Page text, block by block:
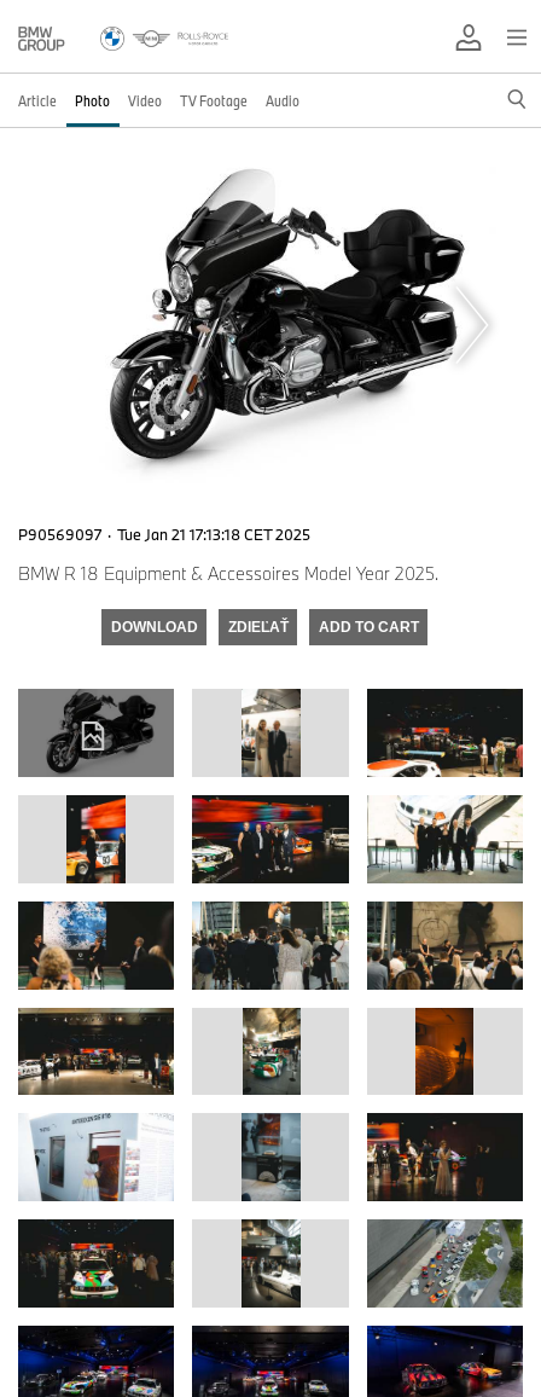
Article Photo Video TV Footage Audio
P90569097 · Tue Jan 21 17:13:18 CET 2025
BMW R 18 Equipment & Accessoires Model Year 2025.
DOWNLOAD ZDIEĽAŤ ADD TO CART